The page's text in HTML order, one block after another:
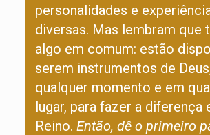
personalidades e
diversas. Mas lembram que
algo em comum: estão
serem instrumentos de
qualquer momento e em
lugar, para fazer a diferença
Reino. Então, dê o primeiro